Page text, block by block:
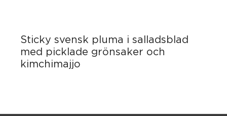
Sticky svensk pluma i salladsblad
med picklade grönsaker och
kimchimajjo